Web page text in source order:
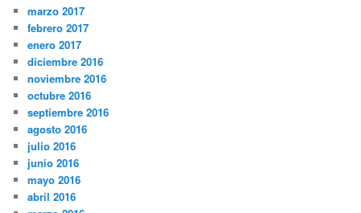
marzo 2017
febrero 2017
enero 2017
diciembre 2016
noviembre 2016
octubre 2016
septiembre 2016
agosto 2016
julio 2016
junio 2016
mayo 2016
abril 2016